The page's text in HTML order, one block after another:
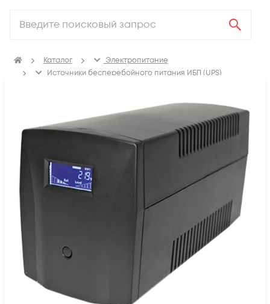
Каталог
Электропитание
Источники бесперебойного питания ИБП (UPS)